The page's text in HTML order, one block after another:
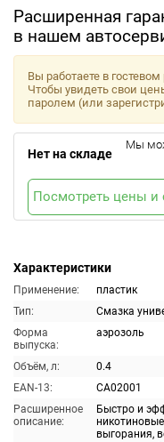
Расширенная
в нашем
Характеристики
Применение:
пластик
Тип:
Смазка
Форма
выпуска:
аэрозоль
Объём, л:
0.4
EAN-13:
CA02001
Расширенное
описание:
Быстро и
выгорания,
Вы работаете в
Чтобы увидеть свои
паролем (или
Нет на складе
Мы
Посмотреть цены и